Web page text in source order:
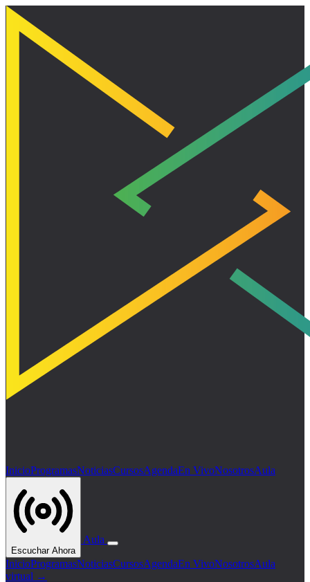
InicioProgramasNoticiasCursosAgendaEn VivoNosotrosAula
Escuchar Ahora
Aula
InicioProgramasNoticiasCursosAgendaEn VivoNosotrosAula
virtual →